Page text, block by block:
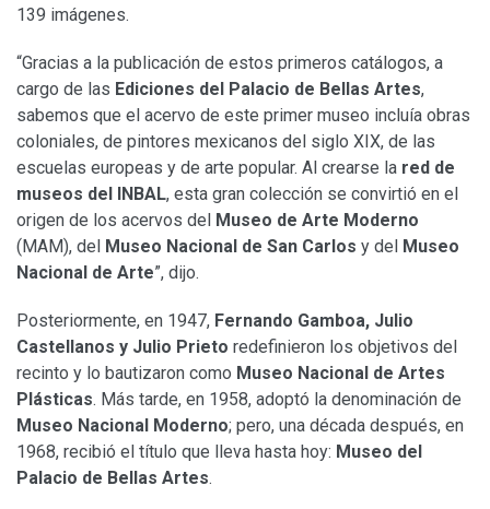
139 imágenes.
“Gracias a la publicación de estos primeros catálogos, a
cargo de las Ediciones del Palacio de Bellas Artes,
sabemos que el acervo de este primer museo incluía obras
coloniales, de pintores mexicanos del siglo XIX, de las
escuelas europeas y de arte popular. Al crearse la red de
museos del INBAL, esta gran colección se convirtió en el
origen de los acervos del Museo de Arte Moderno
(MAM), del Museo Nacional de San Carlos y del Museo
Nacional de Arte”, dijo.
Posteriormente, en 1947, Fernando Gamboa, Julio
Castellanos y Julio Prieto redefinieron los objetivos del
recinto y lo bautizaron como Museo Nacional de Artes
Plásticas. Más tarde, en 1958, adoptó la denominación de
Museo Nacional Moderno; pero, una década después, en
1968, recibió el título que lleva hasta hoy: Museo del
Palacio de Bellas Artes.